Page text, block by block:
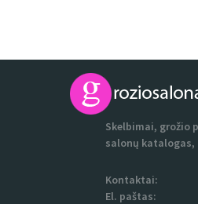
Skelbimai, grožio
salonų katalogas,
Kontaktai:
El. paštas: